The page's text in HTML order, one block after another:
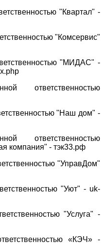
"Квартал" -
"Комсервис"
"МИДАС" -
ответственностью
"Наш дом" -
ответственностью
компания" - тэк33.рф
"УправДом"
"Уют" - uk-
"Услуга" -
«КЭЧ» -